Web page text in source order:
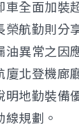
車全面加裝
榮航勤則分
異常之因
北登機廊
明地勤裝備
規劃。